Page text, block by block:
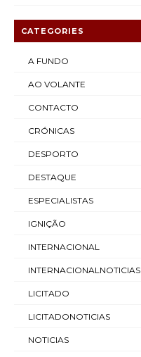
CATEGORIES
A FUNDO
AO VOLANTE
CONTACTO
CRÓNICAS
DESPORTO
DESTAQUE
ESPECIALISTAS
IGNIÇÃO
INTERNACIONAL
INTERNACIONALNOTICIAS
LICITADO
LICITADONOTICIAS
NOTICIAS